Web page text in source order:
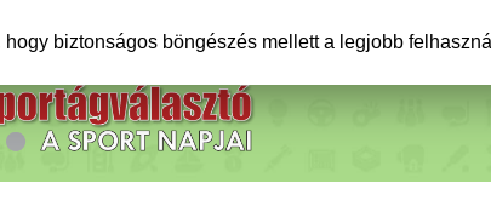
biztonságos böngészés mellett a legjobb